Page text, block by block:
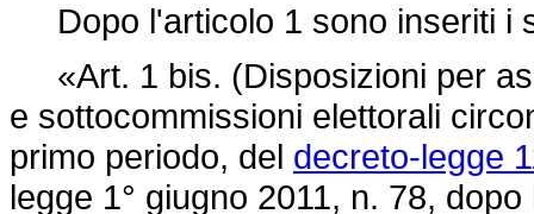
Dopo l'articolo 1 sono inseriti i
«Art. 1 bis. (Disposizioni per
e sottocommissioni elettorali
primo periodo, del decreto-legge
legge 1° giugno 2011, n. 78,